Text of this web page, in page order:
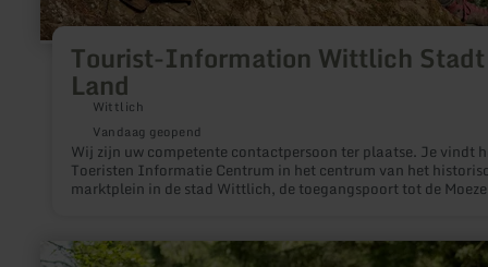
Tourist-Information Wittlich
Land
Wittlich
Vandaag geopend
Wij zijn uw competente contactpersoon ter plaatse. Je vindt
Toeristen Informatie Centrum in het centrum van het
marktplein in de stad Wittlich, de toegangspoort tot de
meer